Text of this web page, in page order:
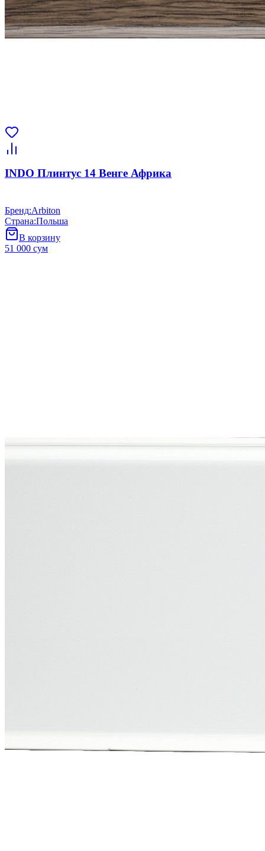
INDO Плинтус 14 Венге Африка
Бренд:Arbiton
Страна:Польша
В корзину
51 000 сум